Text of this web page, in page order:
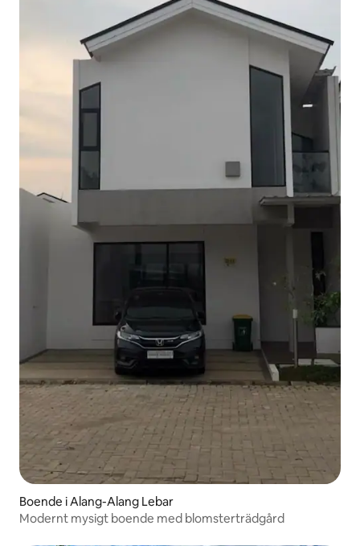
Boende i Alang-Alang Lebar
Modernt mysigt boende med blomsterträdgård